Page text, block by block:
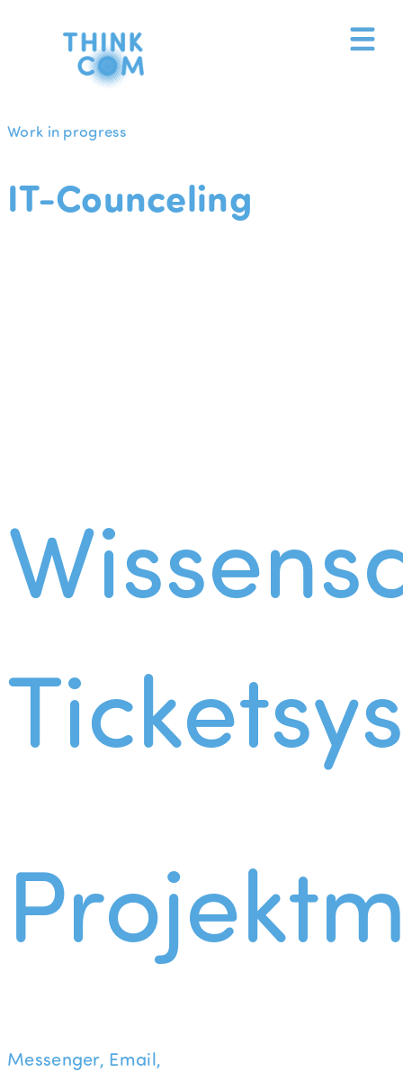
Work in progress
IT-Counceling
Messenger, Email,